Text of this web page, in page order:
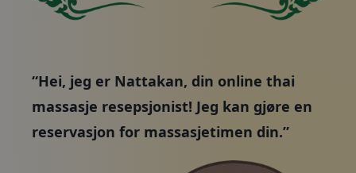
Kontakt
“Hei, jeg er Nattakan, din online thai
massasje resepsjonist! Jeg kan gjøre en
reservasjon for massasjetimen din.”